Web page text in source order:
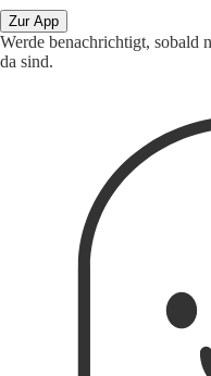
Zur App
Werde benachrichtigt,
da sind.